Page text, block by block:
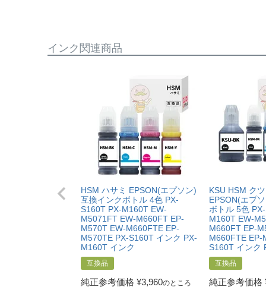
純正品：ブラック127ml/カラー各70ml
互換品：各色70ml
純正品：各色70ml
【ヤドカリ・ハリネズミ】
互換品：ブラック140ml/カラー各70ml
純正品：ブラック140ml/カラー各70ml
【クツ・ハサミ】
互換品：ブラック140ml/カラー各70ml
純正品：ブラック140ml/カラー各70ml
【マスカラ・ハーモニカ】
互換品：ブラック140ml/カラー各70ml
純正品：ブラック140ml/カラー各70ml
インク関連商品
HSM ハサミ EPSON(エプソン)
互換インクボトル 4色 PX-
S160T PX-M160T EW-
M5071FT EW-M660FT EP-
M570T EW-M660FTE EP-
M570TE PX-S160T インク PX-
M160T インク
互換品
純正参考価格 ¥3,960のところ
KSU HSM ク
EPSON(エプ
ボトル 5色
M160T EW-
M660FT EP-
M660FTE EP-
S160T インク
互換品
純正参考価格